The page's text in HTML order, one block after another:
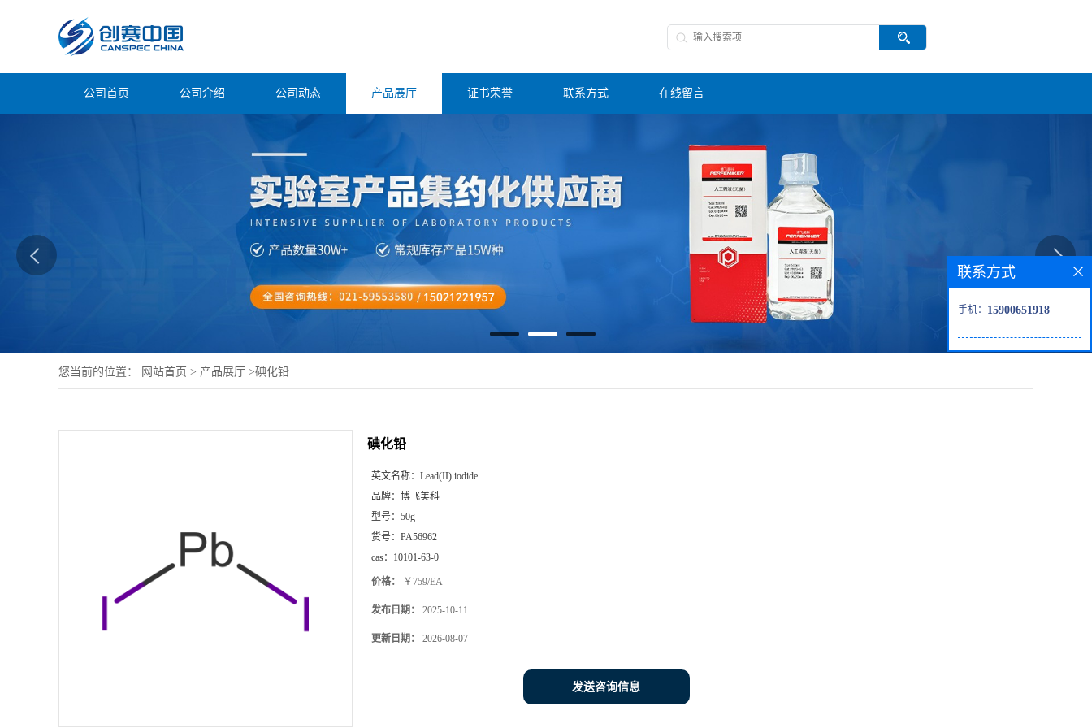
公司首页 公司介绍 公司动态 产品展厅 证书荣誉 联系方式 在线留言
您当前的位置： 网站首页 > 产品展厅 >碘化铅
碘化铅
英文名称： Lead(II) iodide
品牌： 博飞美科
型号： 50g
货号： PA56962
cas： 10101-63-0
价格： ￥759/EA
发布日期： 2025-10-11
更新日期： 2026-08-07
发送咨询信息
联系方式
手机： 15900651918